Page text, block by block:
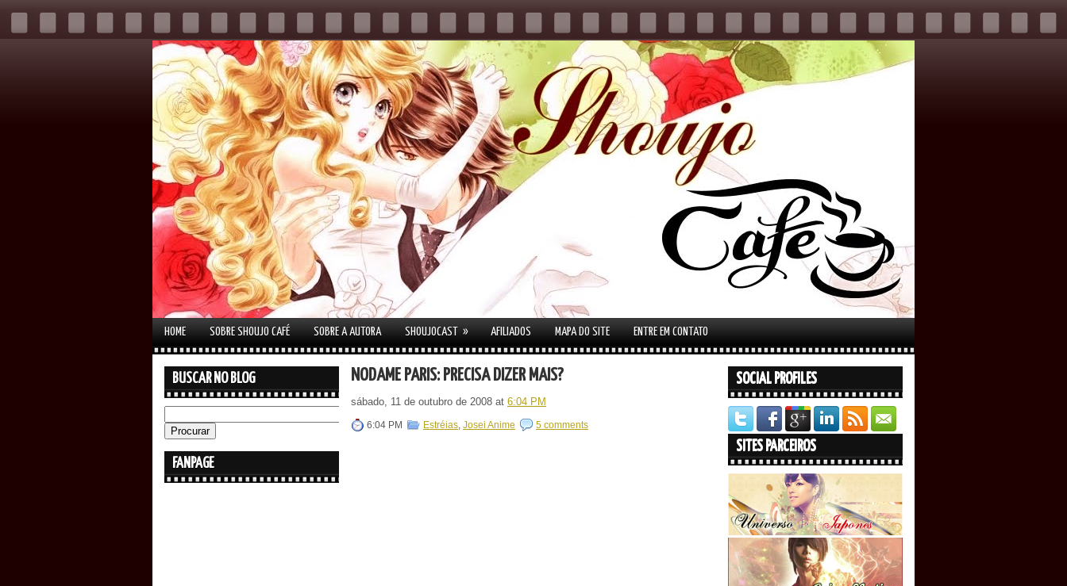
HOME SOBRE SHOUJO CAFÉ SOBRE A AUTORA SHOUJOCAST » AFILIADOS MAPA DO SITE ENTRE EM CONTATO
BUSCAR NO BLOG
FANPAGE
NODAME PARIS: PRECISA DIZER MAIS?
sábado, 11 de outubro de 2008 at 6:04 PM
6:04 PM Estréias, Josei Anime 5 comments
SOCIAL PROFILES
SITES PARCEIROS